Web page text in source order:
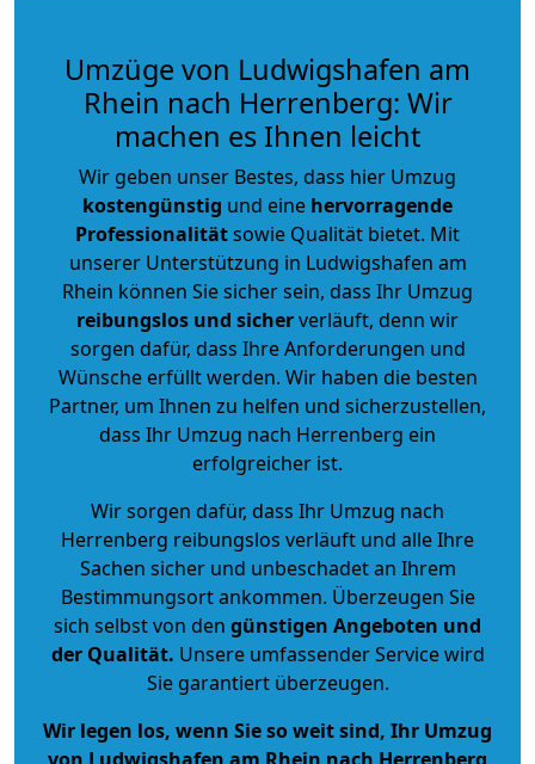
Umzüge von Ludwigshafen am
Rhein nach Herrenberg: Wir
machen es Ihnen leicht
Wir geben unser Bestes, dass hier Umzug
kostengünstig und eine hervorragende
Professionalitätsowie Qualität bietet. Mit
unserer Unterstützung in Ludwigshafen am
Rhein können Sie sicher sein, dass Ihr Umzug
reibungslos und sicherverläuft, denn wir
sorgen dafür, dass Ihre Anforderungen und
Wünsche erfüllt werden. Wir haben die besten
Partner, um Ihnen zu helfen und sicherzustellen,
dass Ihr Umzug nach Herrenberg ein
erfolgreicher ist.
Wir sorgen dafür, dass Ihr Umzug nach
Herrenberg reibungslos verläuft und alle Ihre
Sachen sicher und unbeschadet an Ihrem
Bestimmungsort ankommen. Überzeugen Sie
sich selbst von den günstigen Angeboten und
der Qualität. Unsere umfassender Service wird
Sie garantiert überzeugen.
Wir legen los, wenn Sie so weit sind, Ihr Umzug
von Ludwigshafen am Rhein nach Herrenberg